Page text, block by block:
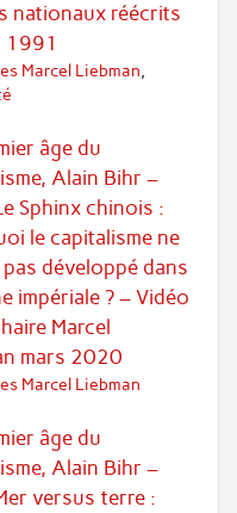
nationaux réécrits
1991
Marcel Liebman,
âge du
Alain Bihr –
Sphinx chinois :
le capitalisme ne
pas développé dans
impériale ? – Vidéo
Marcel
mars 2020
Marcel Liebman
âge du
Alain Bihr –
versus terre :